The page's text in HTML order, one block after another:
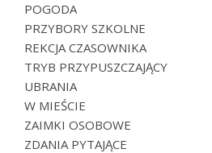
POGODA
PRZYBORY SZKOLNE
REKCJA CZASOWNIKA
TRYB PRZYPUSZCZAJĄCY
UBRANIA
W MIEŚCIE
ZAIMKI OSOBOWE
ZDANIA PYTAJĄCE